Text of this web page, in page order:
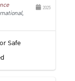
2025
Safe